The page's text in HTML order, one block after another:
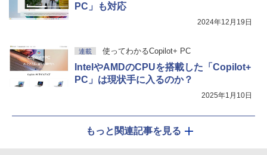
PC」も対応
2024年12月19日
連載 使ってわかるCopilot+ PC
IntelやAMDのCPUを搭載した「Copilot+
PC」は現状手に入るのか？
2025年1月10日
もっと関連記事を見る